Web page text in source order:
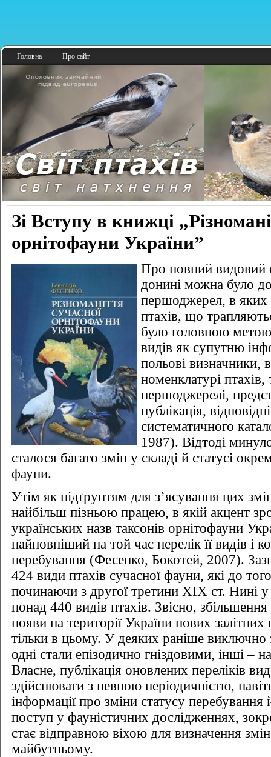
Головна Про сайт
Зі Вступу в книжці
орнітофауни України”
Про повний видовий
донині можна було
першоджерел, в яких
птахів, що
було головною
видів як супутню
польові визначники,
номенклатурі
першоджерелі,
публікація,
систематичного
1987). Відтоді
сталося багато змін у складі й статусі
фауни.
Утім як підґрунтям для з’ясування цих
найбільш пізньою працею, в якій акцент
українських назв таксонів орнітофауни
найповніший на той час перелік її видів і
перебування (Фесенко, Бокотей, 2007).
424 види птахів сучасної фауни, які до
починаючи з другої третини ХІХ ст. Нині
понад 440 видів птахів. Звісно, збільшення
появи на території України нових
тільки в цьому. У деяких раніше виключно
одні стали епізодично гніздовими, інші –
Власне, публікація оновлених переліків
здійснювати з певною періодичністю,
інформації про зміни статусу
поступ у фауністичних дослідженнях,
стає відправною віхою для визначення
майбутньому.